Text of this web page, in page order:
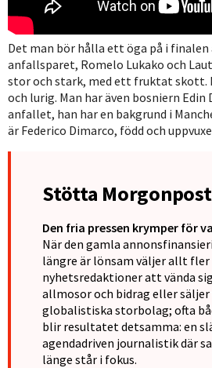
Det man bör hålla ett öga på i
anfallsparet, Romelo Lukako och
stor och stark, med ett fruktat skott.
och lurig. Man har även bosniern
anfallet, han har en bakgrund i
är Federico Dimarco, född och
Stötta
Den fria pressen krymper för
När den gamla
längre är lönsam väljer allt fler
nyhetsredaktioner att vända
allmosor och bidrag eller
globalistiska storbolag; ofta
blir resultatet detsamma: en
agendadriven journalistik där
länge står i fokus.